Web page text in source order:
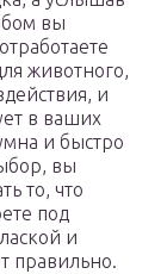
вы
животного,
и
в ваших
и быстро
вы
то, что
под
и
правильно.